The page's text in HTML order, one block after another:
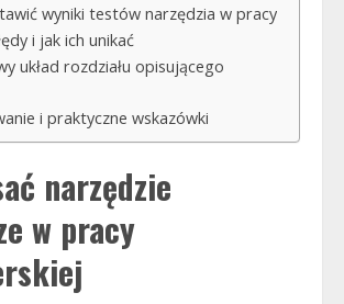
wyniki testów narzędzia w pracy
i jak ich unikać
układ rozdziału opisującego
i praktyczne wskazówki
narzędzie
w pracy